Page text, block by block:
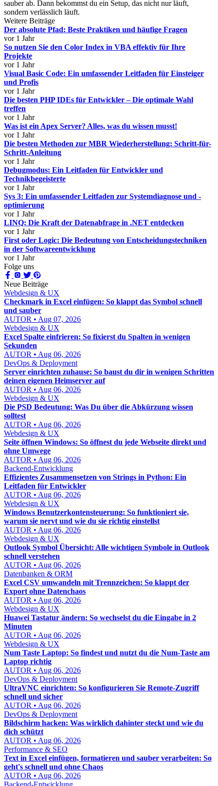
sauber ab. Dann bekommst du ein Setup, das nicht nur läuft,
sondern verlässlich läuft.
Weitere Beiträge
Der absolute Pfad: Beste Praktiken und häufige Fragen
vor 1 Jahr
So nutzen Sie den Color Index in VBA effektiv für Ihre
Projekte
vor 1 Jahr
Visual Basic Code: Ein umfassender Leitfaden für Einsteiger
und Profis
vor 1 Jahr
Die besten PHP IDEs für Entwickler – Die optimale Wahl
treffen
vor 1 Jahr
Was ist ein Apex Server? Alles, was du wissen musst!
vor 1 Jahr
Die besten Methoden zur MBR Wiederherstellung: Schritt-für-
Schritt-Anleitung
vor 1 Jahr
Debugmodus: Ein Leitfaden für Entwickler und
Technikbegeisterte
vor 1 Jahr
Sys 3: Ein umfassender Leitfaden zur Systemdiagnose und -
optimierung
vor 1 Jahr
LINQ: Die Kraft der Datenabfrage in .NET entdecken
vor 1 Jahr
First oder Logic: Die Bedeutung von Entscheidungstechniken
in der Softwareentwicklung
vor 1 Jahr
Folge uns
Neue Beiträge
Webdesign & UX
Checkmark in Excel einfügen: So klappt das Symbol schnell
und sauber
AUTOR • Aug 07, 2026
Webdesign & UX
Excel Spalte einfrieren: So fixierst du Spalten in wenigen
Sekunden
AUTOR • Aug 06, 2026
DevOps & Deployment
Server einrichten zuhause: So baust du dir in wenigen Schritten
deinen eigenen Heimserver auf
AUTOR • Aug 06, 2026
Webdesign & UX
Die PSD Bedeutung: Was Du über die Abkürzung wissen
solltest
AUTOR • Aug 06, 2026
Webdesign & UX
Seite öffnen Windows: So öffnest du jede Webseite direkt und
ohne Umwege
AUTOR • Aug 06, 2026
Backend-Entwicklung
Effizientes Zusammensetzen von Strings in Python: Ein
Leitfaden für Entwickler
AUTOR • Aug 06, 2026
Webdesign & UX
Windows Benutzerkontensteuerung: So funktioniert sie,
warum sie nervt und wie du sie richtig einstellst
AUTOR • Aug 06, 2026
Webdesign & UX
Outlook Symbol Übersicht: Alle wichtigen Symbole in Outlook
schnell verstehen
AUTOR • Aug 06, 2026
Datenbanken & ORM
Excel CSV umwandeln mit Trennzeichen: So klappt der
Export ohne Datenchaos
AUTOR • Aug 06, 2026
Webdesign & UX
Huawei Tastatur ändern: So wechselst du die Eingabe in 2
Minuten
AUTOR • Aug 06, 2026
Webdesign & UX
Num Taste Laptop: So findest und nutzt du die Num-Taste am
Laptop richtig
AUTOR • Aug 06, 2026
DevOps & Deployment
UltraVNC einrichten: So konfigurieren Sie Remote-Zugriff
schnell und sicher
AUTOR • Aug 06, 2026
DevOps & Deployment
Bildschirm hacken: Was wirklich dahinter steckt und wie du
dich schützt
AUTOR • Aug 06, 2026
Performance & SEO
Text in Excel einfügen, formatieren und sauber verarbeiten: So
geht's schnell und ohne Chaos
AUTOR • Aug 06, 2026
Backend-Entwicklung